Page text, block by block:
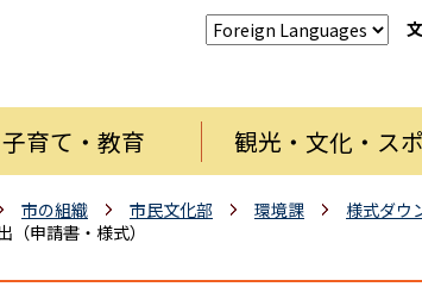
子育て・教育 観光・文化・ス
市の組織 市民文化部 環境課
様式ダウ
申請書・様式）